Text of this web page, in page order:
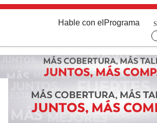
Hable con el Programa